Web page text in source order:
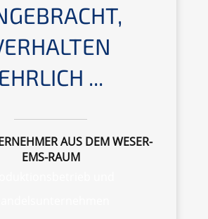
EHRLICH ...
AUS DEM WESER-
EMS-RAUM